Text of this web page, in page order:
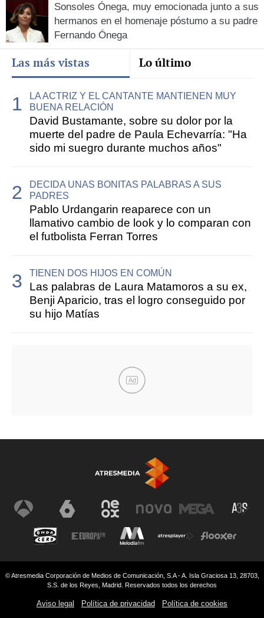
Sonsoles Ónega, muy emocionada junto a sus
hermanos en el homenaje póstumo a su padre
Fernando Ónega
Las más vistas Lo último
LA ACTRIZ Y EL CANTANTE MANTIENEN MUY
BUENA RELACIÓN
David Bustamante, sobre su dolor por la
muerte del padre de Paula Echevarría: "Ha
sido mi suegro durante muchos años"
DECIDA UNAS BONITAS PALABRAS A SUS
PADRES
Pablo Urdangarin reaparece con un
llamativo cambio de look y lo comparan con
el futbolista Ferran Torres
TIENEN DOS HIJOS EN COMÚN
Las palabras de Laura Matamoros a su ex,
Benji Aparicio, tras el logro conseguido por
su hijo Matías
Ad
© Atresmedia Corporación de Medios de Comunicación, S.A - A. Isla Graciosa 13, 28703,
S.S. de los Reyes, Madrid. Reservados todos los derechos
Aviso legal Política de privacidad Política de cookies